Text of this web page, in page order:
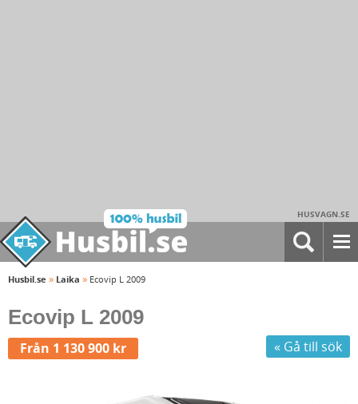
HUSVAGN.SE
Husbil.se » Laika » Ecovip L 2009
Ecovip L 2009
Från 1 130 900 kr « Gå till sök